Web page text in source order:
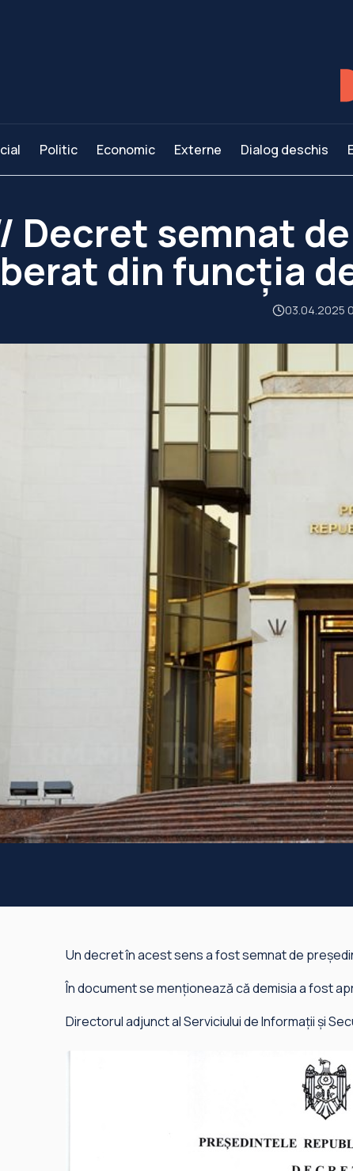
Politic Economic Externe Dialog deschis
Decret semnat
din funcția
03.04.2025
Un decret în acest sens a fost semnat de
În document se menționează că demisia a fost
Directorul adjunct al Serviciului de Informații și